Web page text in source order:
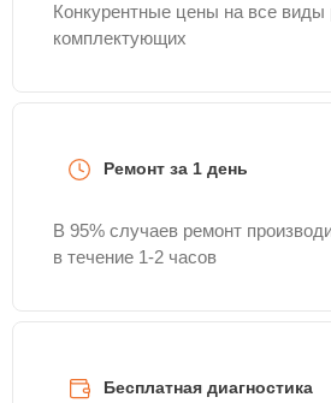
Конкурентные цены на все виды
комплектующих
Ремонт за 1 день
В 95% случаев ремонт
в течение 1-2 часов
Бесплатная диагностика